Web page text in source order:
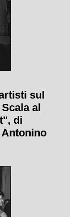
sul
al
di